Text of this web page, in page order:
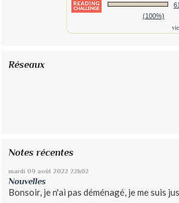
(100%)
Réseaux
Notes récentes
mardi 09 août 2022 22h02
Nouvelles
Bonsoir, je n'ai pas déménagé, je me suis